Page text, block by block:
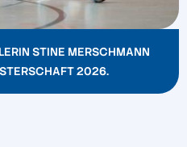
STINE MERSCHMANN
2026.